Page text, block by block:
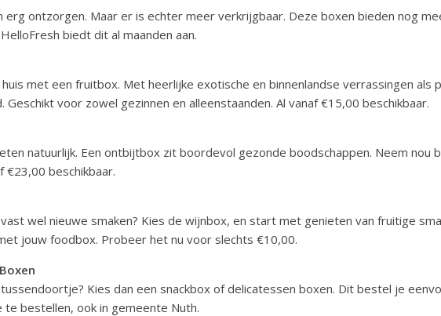
erg ontzorgen. Maar er is echter meer verkrijgbaar. Deze boxen bieden nog
biedt dit al maanden aan.
met een fruitbox. Met heerlijke exotische en binnenlandse verrassingen als
Geschikt voor zowel gezinnen en alleenstaanden. Al vanaf €15,00 beschikbaar.
natuurlijk. Een ontbijtbox zit boordevol gezonde boodschappen. Neem
€23,00 beschikbaar.
wel nieuwe smaken? Kies de wijnbox, en start met genieten van fruitige
jouw foodbox. Probeer het nu voor slechts €10,00.
Kies dan een snackbox of delicatessen boxen. Dit bestel je
te bestellen, ook in gemeente Nuth.